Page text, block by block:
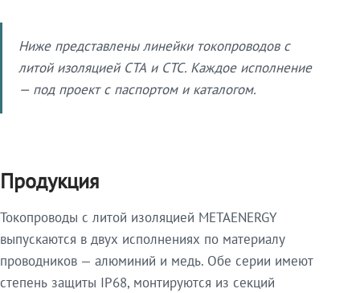
Ниже представлены линейки токопроводов с
литой изоляцией СТА и СТС. Каждое исполнение
— под проект с паспортом и каталогом.
Продукция
Токопроводы с литой изоляцией METAENERGY
выпускаются в двух исполнениях по материалу
проводников — алюминий и медь. Обе серии имеют
степень защиты IP68, монтируются из секций